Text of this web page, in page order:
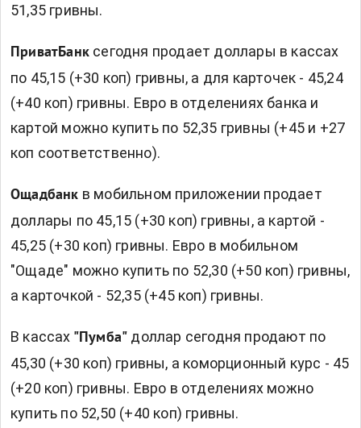
51,35 гривны.
ПриватБанк сегодня продает доллары в кассах
по 45,15 (+30 коп) гривны, а для карточек - 45,24
(+40 коп) гривны. Евро в отделениях банка и
картой можно купить по 52,35 гривны (+45 и +27
коп соответственно).
Ощадбанк в мобильном приложении продает
доллары по 45,15 (+30 коп) гривны, а картой -
45,25 (+30 коп) гривны. Евро в мобильном
"Ощаде" можно купить по 52,30 (+50 коп) гривны,
а карточкой - 52,35 (+45 коп) гривны.
В кассах "Пумба" доллар сегодня продают по
45,30 (+30 коп) гривны, а коморционный курс - 45
(+20 коп) гривны. Евро в отделениях можно
купить по 52,50 (+40 коп) гривны.